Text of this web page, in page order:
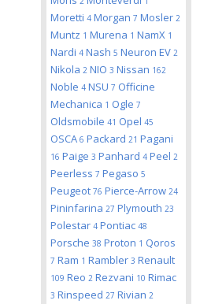
Moretti 4 Morgan 7 Mosler 2
Muntz 1 Murena 1 NamX 1
Nardi 4 Nash 5 Neuron EV 2
Nikola 2 NIO 3 Nissan 162
Noble 4 NSU 7 Officine
Mechanica 1 Ogle 7
Oldsmobile 41 Opel 45
OSCA 6 Packard 21 Pagani
16 Paige 3 Panhard 4 Peel 2
Peerless 7 Pegaso 5
Peugeot 76 Pierce-Arrow 24
Pininfarina 27 Plymouth 23
Polestar 4 Pontiac 48
Porsche 38 Proton 1 Qoros
7 Ram 1 Rambler 3 Renault
109 Reo 2 Rezvani 10 Rimac
3 Rinspeed 27 Rivian 2